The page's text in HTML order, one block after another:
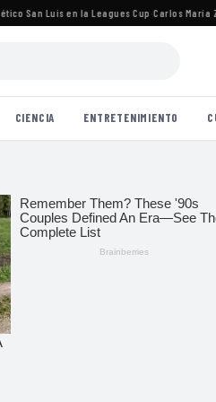
Luis en la Leagues Cup ·Carlos María
CIENCIA ENTRETENIMIENTO